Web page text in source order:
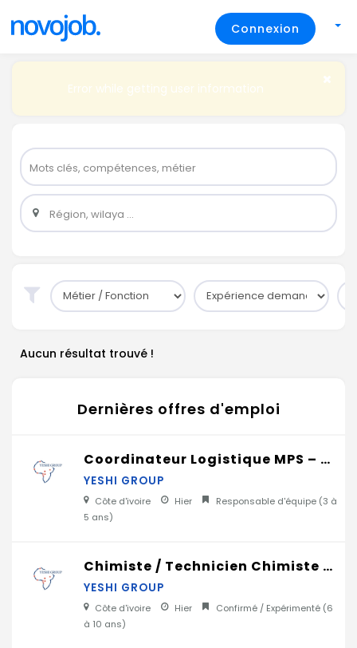
Connexion
Error while getting user information
Aucun résultat trouvé !
Dernières offres d'emploi
Coordinateur Logistique MPS – Matières Premières & Supply Chain Cimenterie
YESHI GROUP
Côte d'ivoire Hier Responsable d'équipe (3 à
5 ans)
Chimiste / Technicien Chimiste – Contrôle Qualité Cimenterie
YESHI GROUP
Côte d'ivoire Hier Confirmé / Expérimenté (6
à 10 ans)